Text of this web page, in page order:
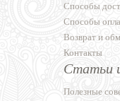
Способы
Способы
Возврат и
Контакты
Статьи
Полезные